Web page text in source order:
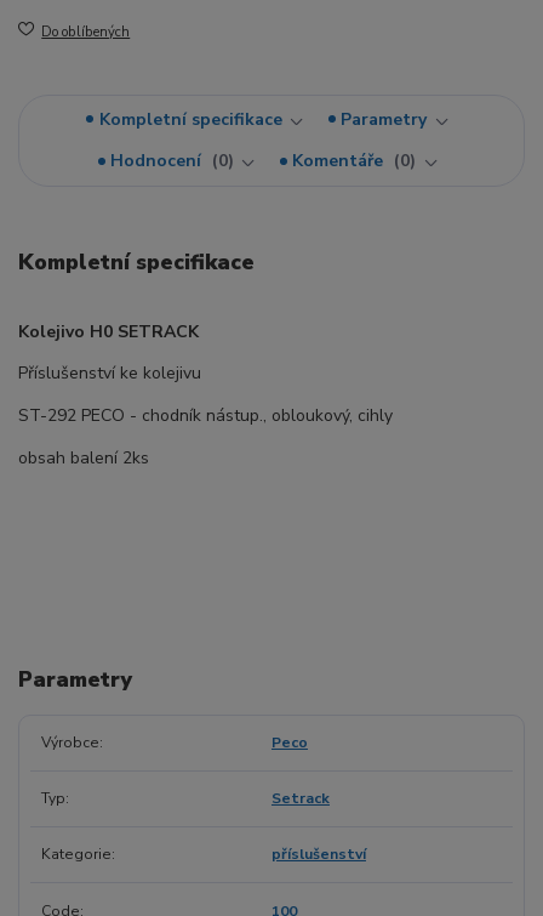
Do oblíbených
Kompletní specifikace
Parametry
Hodnocení
0 Komentáře 0
Kompletní specifikace
Kolejivo H0 SETRACK
Příslušenství ke kolejivu
ST-292 PECO - chodník nástup., obloukový, cihly
obsah balení 2ks
Parametry
Výrobce Peco
Typ Setrack
Kategorie příslušenství
Code 100